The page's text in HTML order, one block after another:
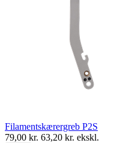
Filamentskærergreb P2S
79,00 kr. 63,20 kr. ekskl.